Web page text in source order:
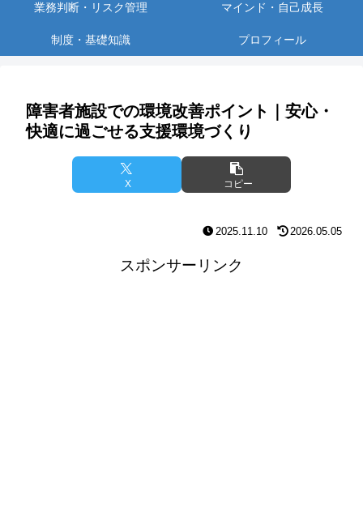
業務判断・リスク管理 マインド・自己成長
制度・基礎知識 プロフィール
障害者施設での環境改善ポイント｜安心・
快適に過ごせる支援環境づくり
X コピー
2025.11.10 2026.05.05
スポンサーリンク